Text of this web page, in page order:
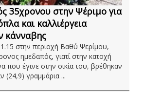
35χρονου στην Ψέριμο για
και καλλιέργεια
κάνναβης
στην περιοχή Βαθύ Ψερίμου,
ημεδαπός, γιατί στην κατοχή
που έγινε στην οικία του, βρέθηκαν
(24,9) γραμμάρια ...